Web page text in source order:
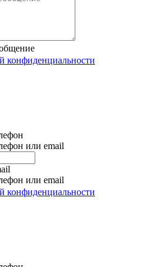
конфиденциальности
или email
или email
конфиденциальности